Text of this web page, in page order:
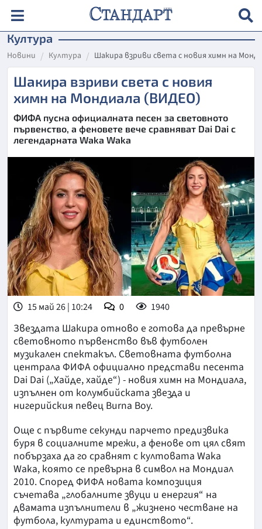
Култура
Новини Култура Шакира взриви света с новия химн на
Шакира взриви света с новия
химн на Мондиала (ВИДЕО)
ФИФА пусна официалната песен за световното
първенство, а феновете вече сравняват Dai Dai с
легендарната Waka Waka
15 май 26 | 10:24 0 1940
Звездата Шакира отново е готова да превърне
световното първенство във футболен
музикален спектакъл. Световната футболна
централа ФИФА официално представи песента
Dai Dai („Хайде, хайде“) - новия химн на Мондиала,
изпълнен от колумбийската звезда и
нигерийския певец Burna Boy.
Още с първите секунди парчето предизвика
буря в социалните мрежи, а фенове от цял свят
побързаха да го сравнят с култовата Waka
Waka, която се превърна в символ на Мондиал
2010. Според ФИФА новата композиция
съчетава „глобалните звуци и енергия“ на
двамата изпълнители в „жизнено честване на
футбола, културата и единството“.